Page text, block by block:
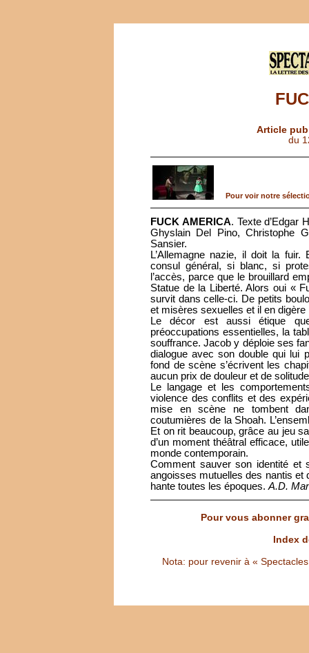
Article
du
Pour voir notre
FUCK AMERICA. Texte d’Edgar
Ghyslain Del Pino, Christophe
Sansier.
L’Allemagne nazie, il doit la fuir.
consul général, si blanc, si
l’accès, parce que le brouillard
Statue de la Liberté. Alors oui «
survit dans celle-ci. De petits
et misères sexuelles et il en
Le décor est aussi étique
préoccupations essentielles, la
souffrance. Jacob y déploie ses
dialogue avec son double qui lui
fond de scène s’écrivent les
aucun prix de douleur et de
Le langage et les
violence des conflits et des
mise en scène ne tombent
coutumières de la Shoah.
Et on rit beaucoup, grâce au jeu
d’un moment théâtral efficace,
monde contemporain.
Comment sauver son identité et
angoisses mutuelles des nantis et
hante toutes les époques. A.D.
Pour vous abonner
Index
Nota: pour revenir à «